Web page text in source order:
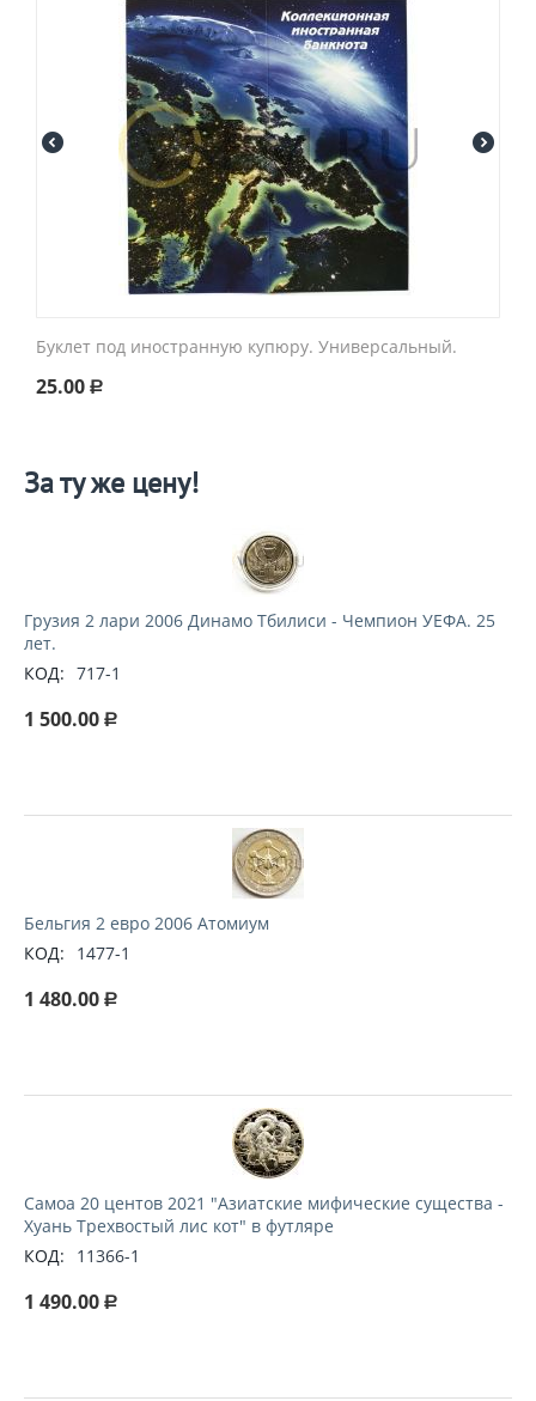
Буклет под иностранную купюру. Универсальный.
25.00 Р
За ту же цену!
Грузия 2 лари 2006 Динамо Тбилиси - Чемпион УЕФА. 25
лет.
КОД: 717-1
1 500.00 Р
Бельгия 2 евро 2006 Атомиум
КОД:
1477-1
1 480.00 Р
Самоа 20 центов 2021 "Азиатские мифические существа -
Хуань Трехвостый лис кот" в футляре
КОД:
11366-1
1 490.00 Р